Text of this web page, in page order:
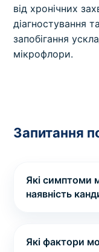
від хронічних
діагностування
запобігання
мікрофлори.
Запитання
Які симптоми
наявність
Які фактори